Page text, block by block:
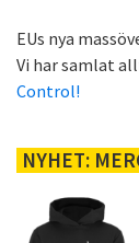
EUs nya
Vi har samlat
Control!
NYHET: